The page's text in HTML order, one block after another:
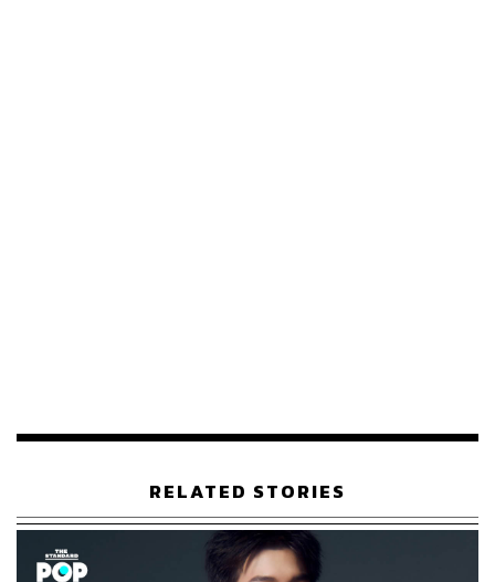
มามีส่วนร่วมกับคอนเสิร์ตแบบเบิร์ดเบิร์ดโชว์ ครั้งที่ 12 ตอน
ในรอบการกุศลแสดงวันที่ 17 พฤศจิกายน 2566 เพื่อเปิด
โอกาสให้คนรุ่นใหม่เข้ามาร่วมเป็นส่วนหนึ่งของการระดม
ทุนดังกล่าว
RELATED STORIES